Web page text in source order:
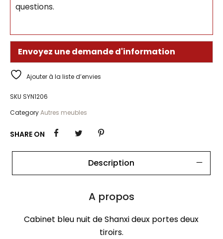
questions.
Envoyez une demande d'information
Ajouter à la liste d’envies
SKU SYN1206
CategoryAutres meubles
SHARE ON
Description
A propos
Cabinet bleu nuit de Shanxi deux portes deux
tiroirs.